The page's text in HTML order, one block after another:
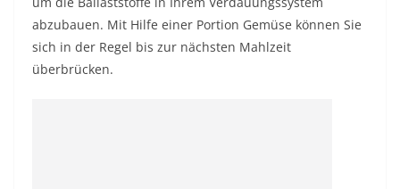
abzubauen. Mit Hilfe einer Portion Gemüse können Sie
sich in der Regel bis zur nächsten Mahlzeit
überbrücken.